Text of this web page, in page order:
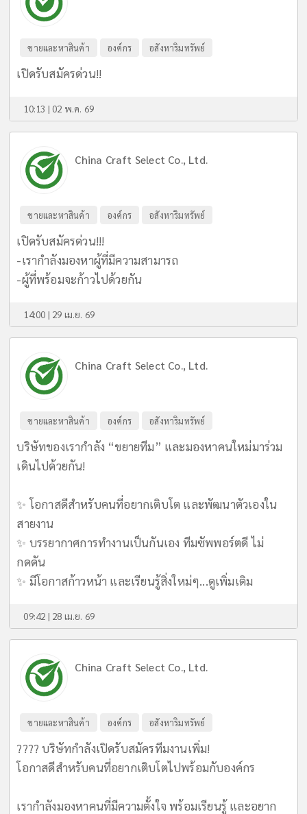
ขายและหาสินค้า องค์กร อสังหาริมทรัพย์
เปิดรับสมัครด่วน!!
10:13 | 02 พ.ค. 69
China Craft Select Co., Ltd.
ขายและหาสินค้า องค์กร อสังหาริมทรัพย์
เปิดรับสมัครด่วน!!!
-เรากำลังมองหาผู้ที่มีความสามารถ
-ผู้ที่พร้อมจะก้าวไปด้วยกัน
14:00 | 29 เม.ย. 69
China Craft Select Co., Ltd.
ขายและหาสินค้า องค์กร อสังหาริมทรัพย์
บริษัทของเรากำลัง “ขยายทีม” และมองหาคนใหม่มาร่วม
เดินไปด้วยกัน!
✨ โอกาสดีสำหรับคนที่อยากเติบโต และพัฒนาตัวเองใน
สายงาน
✨ บรรยากาศการทำงานเป็นกันเอง ทีมซัพพอร์ตดี ไม่
กดดัน
✨ มีโอกาสก้าวหน้า และเรียนรู้สิ่งใหม่ๆ...ดูเพิ่มเติม
09:42 | 28 เม.ย. 69
China Craft Select Co., Ltd.
ขายและหาสินค้า องค์กร อสังหาริมทรัพย์
???? บริษัทกำลังเปิดรับสมัครทีมงานเพิ่ม!
โอกาสดีสำหรับคนที่อยากเติบโตไปพร้อมกับองค์กร
เรากำลังมองหาคนที่มีความตั้งใจ พร้อมเรียนรู้ และอยาก